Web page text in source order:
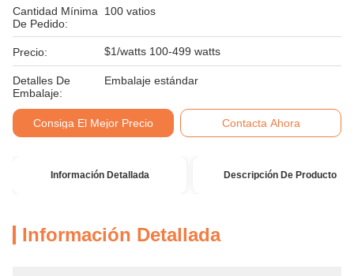
Cantidad Mínima
De Pedido:
100 vatios
Precio: $1/watts 100-499 watts
Detalles De
Embalaje:
Embalaje estándar
Consiga El Mejor Precio Contacta Ahora
Información Detallada Descripción De Producto
Información Detallada